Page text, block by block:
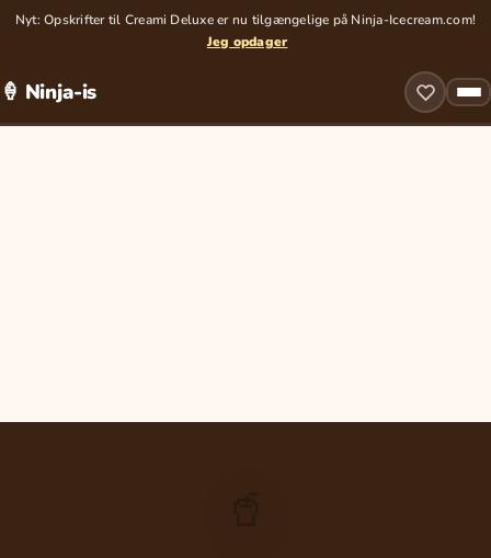
Nyt: Opskrifter til Creami Deluxe er nu tilgængelige på Ninja-Icecream.com!
Jeg opdager
🍦 Ninja-is